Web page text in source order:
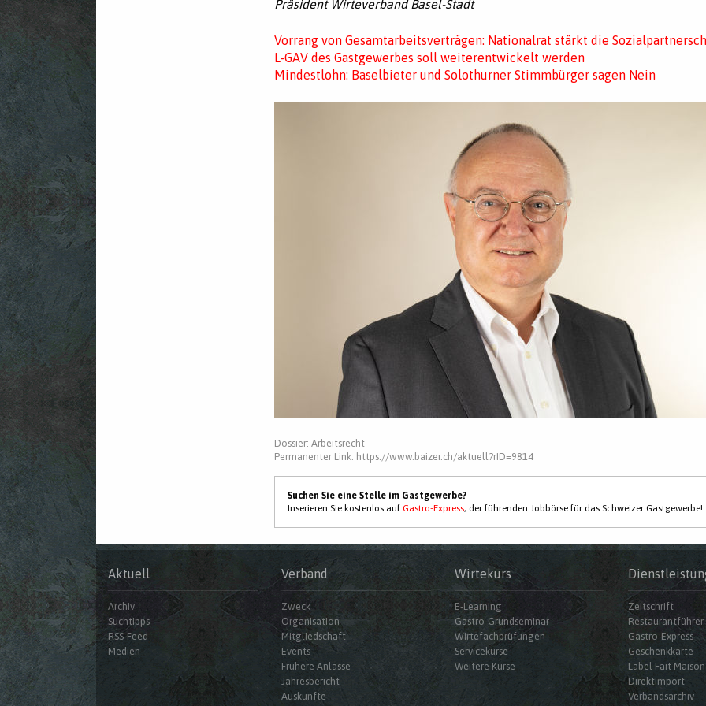
Präsident Wirteverband Basel-Stadt
Vorrang von Gesamtarbeitsverträgen: Nationalrat stärkt die
L-GAV des Gastgewerbes soll weiterentwickelt werden
Mindestlohn: Baselbieter und Solothurner Stimmbürger sagen Nein
Dossier: Arbeitsrecht
Permanenter Link: https://www.baizer.ch/aktuell?rID=9814
Suchen Sie eine Stelle im Gastgewerbe?
Inserieren Sie kostenlos auf Gastro-Express, der führenden Jobbörse für das Schweizer Gastgewerbe!
Aktuell
Archiv
Suchtipps
RSS-Feed
Medien
Verband
Zweck
Organisation
Mitgliedschaft
Events
Frühere Anlässe
Jahresbericht
Auskünfte
Wirtekurs
E-Learning
Gastro-Grundseminar
Wirtefachprüfungen
Servicekurse
Weitere Kurse
Zeitschrift
Restaurantführer
Gastro-Express
Geschenkkarte
Label Fait Maison
Direktimport
Verbandsarchiv